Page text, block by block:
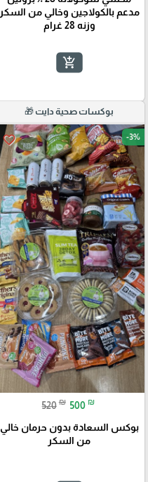
مدعم بالكولاجين وخالي من السكر
وزنه 28 غرام
add_shopping_cart
بوكسات صحية دايت 🎁
favorite_border -3%
520 ₪ 500 ₪
بوكس السعادة بدون حرمان خالي
من السكر